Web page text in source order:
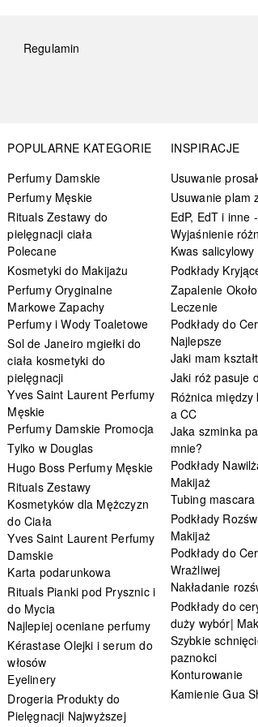
Regulamin
POPULARNE KATEGORIE
Perfumy Damskie
Perfumy Męskie
Rituals Zestawy do
pielęgnacji ciała
Polecane
Kosmetyki do Makijażu
Perfumy Oryginalne
Markowe Zapachy
Perfumy i Wody Toaletowe
Sol de Janeiro mgiełki do
ciała kosmetyki do
pielęgnacji
Yves Saint Laurent Perfumy
Męskie
Perfumy Damskie Promocja
Tylko w Douglas
Hugo Boss Perfumy Męskie
Rituals Zestawy
Kosmetyków dla Mężczyzn
do Ciała
Yves Saint Laurent Perfumy
Damskie
Karta podarunkowa
Rituals Pianki pod Prysznic i
do Mycia
Najlepiej oceniane perfumy
Kérastase Olejki i serum do
włosów
Eyelinery
Drogeria Produkty do
Pielęgnacji Najwyższej
INSPIRACJE
Usuwanie
Usuwanie plam
EdP, EdT i inne -
Wyjaśnienie
Kwas salicylowy
Podkłady
Zapalenie
Leczenie
Podkłady do
Najlepsze
Jaki mam
Jaki róż pasuje
Różnica między
a CC
Jaka szminka
mnie?
Podkłady
Makijaż
Tubing mascara
Podkłady
Makijaż
Podkłady do
Wrażliwej
Nakładanie
Podkłady do
duży wybór|
Szybkie
paznokci
Konturowanie
Kamienie Gua